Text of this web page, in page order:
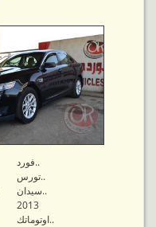
فورد..
تورس..
سيدان..
2013
اوتوماتك..